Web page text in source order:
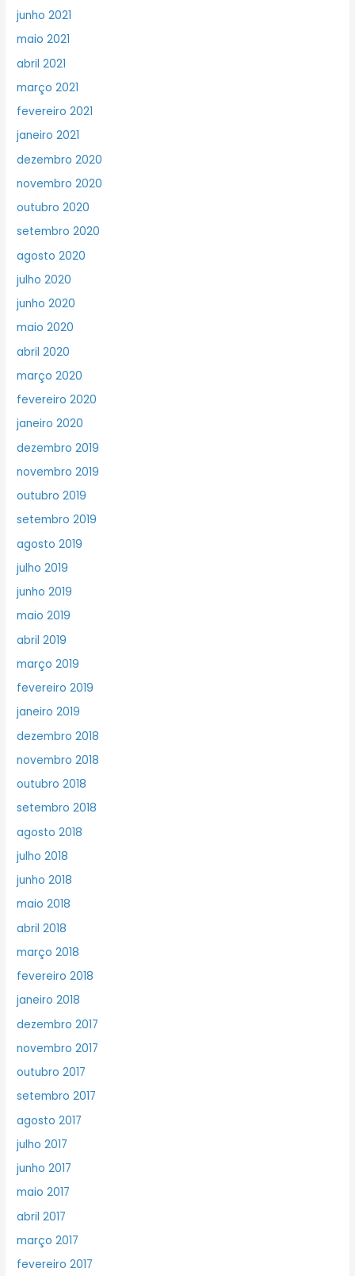
junho 2021
maio 2021
abril 2021
março 2021
fevereiro 2021
janeiro 2021
dezembro 2020
novembro 2020
outubro 2020
setembro 2020
agosto 2020
julho 2020
junho 2020
maio 2020
abril 2020
março 2020
fevereiro 2020
janeiro 2020
dezembro 2019
novembro 2019
outubro 2019
setembro 2019
agosto 2019
julho 2019
junho 2019
maio 2019
abril 2019
março 2019
fevereiro 2019
janeiro 2019
dezembro 2018
novembro 2018
outubro 2018
setembro 2018
agosto 2018
julho 2018
junho 2018
maio 2018
abril 2018
março 2018
fevereiro 2018
janeiro 2018
dezembro 2017
novembro 2017
outubro 2017
setembro 2017
agosto 2017
julho 2017
junho 2017
maio 2017
abril 2017
março 2017
fevereiro 2017